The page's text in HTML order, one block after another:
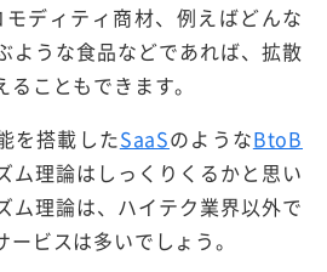
モディティ商材、例えばどんな
ような食品などであれば、拡散
こともできます。
を搭載したSaaSのようなBtoB
ム理論はしっくりくるかと思い
ム理論は、ハイテク業界以外で
ビスは多いでしょう。